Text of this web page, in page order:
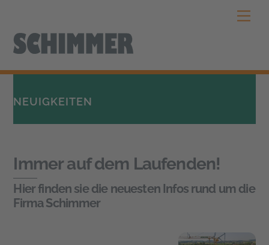
content
NEUIGKEITEN
Immer auf dem Laufenden!
Hier finden sie die neuesten Infos rund um die
Firma Schimmer